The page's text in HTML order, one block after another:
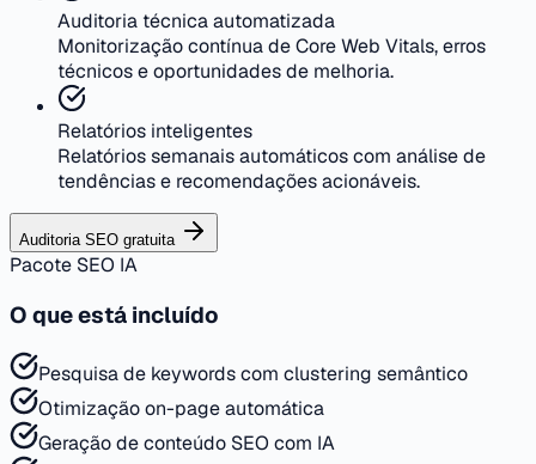
Auditoria técnica automatizada
Monitorização contínua de Core Web Vitals, erros
técnicos e oportunidades de melhoria.
Relatórios inteligentes
Relatórios semanais automáticos com análise de
tendências e recomendações acionáveis.
Auditoria SEO gratuita
Pacote SEO IA
O que está incluído
Pesquisa de keywords com clustering semântico
Otimização on-page automática
Geração de conteúdo SEO com IA